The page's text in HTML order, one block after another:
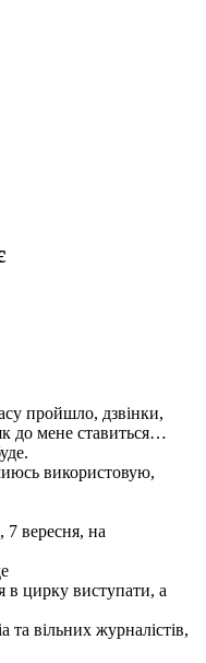
пройшло, дзвінки,
до мене ставиться…
використовую,
7 вересня, на
в цирку виступати, а
та вільних журналістів,